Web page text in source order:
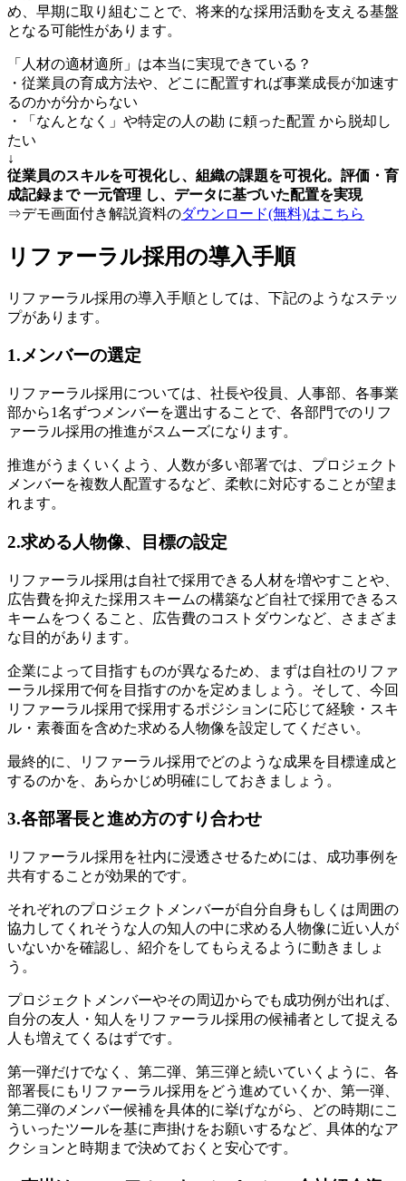
め、早期に取り組むことで、将来的な採用活動を支える基盤
となる可能性があります。
「人材の適材適所」は本当に実現できている？
・従業員の育成方法や、どこに配置すれば事業成長が加速す
るのかが分からない
・「なんとなく」や特定の人の勘 に頼った配置 から脱却し
たい
↓
従業員のスキルを可視化し、組織の課題を可視化。評価・育
成記録まで 一元管理 し、データに基づいた配置を実現
⇒デモ画面付き解説資料のダウンロード(無料)はこちら
リファーラル採用の導入手順
リファーラル採用の導入手順としては、下記のようなステッ
プがあります。
1.メンバーの選定
リファーラル採用については、社長や役員、人事部、各事業
部から1名ずつメンバーを選出することで、各部門でのリフ
ァーラル採用の推進がスムーズになります。
推進がうまくいくよう、人数が多い部署では、プロジェクト
メンバーを複数人配置するなど、柔軟に対応することが望ま
れます。
2.求める人物像、目標の設定
リファーラル採用は自社で採用できる人材を増やすことや、
広告費を抑えた採用スキームの構築など自社で採用できるス
キームをつくること、広告費のコストダウンなど、さまざま
な目的があります。
企業によって目指すものが異なるため、まずは自社のリファ
ーラル採用で何を目指すのかを定めましょう。そして、今回
リファーラル採用で採用するポジションに応じて経験・スキ
ル・素養面を含めた求める人物像を設定してください。
最終的に、リファーラル採用でどのような成果を目標達成と
するのかを、あらかじめ明確にしておきましょう。
3.各部署長と進め方のすり合わせ
リファーラル採用を社内に浸透させるためには、成功事例を
共有することが効果的です。
それぞれのプロジェクトメンバーが自分自身もしくは周囲の
協力してくれそうな人の知人の中に求める人物像に近い人が
いないかを確認し、紹介をしてもらえるように動きましょ
う。
プロジェクトメンバーやその周辺からでも成功例が出れば、
自分の友人・知人をリファーラル採用の候補者として捉える
人も増えてくるはずです。
第一弾だけでなく、第二弾、第三弾と続いていくように、各
部署長にもリファーラル採用をどう進めていくか、第一弾、
第二弾のメンバー候補を具体的に挙げながら、どの時期にこ
ういったツールを基に声掛けをお願いするなど、具体的なア
クションと時期まで決めておくと安心です。